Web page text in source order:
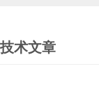
技术文章